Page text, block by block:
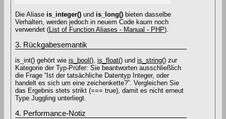
Die Aliase is_integer() und is_long() bieten dasselbe
Verhalten, werden jedoch in neuem Code kaum noch
verwendet ( List of Function Aliases - Manual - PHP).
3. Rückgabesemantik
is_int() gehört wie is_bool(), is_float() und is_string() zur
Kategorie der Typ-Prüfer: Sie beantworten ausschließlich
die Frage “Ist der tatsächliche Datentyp Integer, oder
handelt es sich um eine zeichenkette?”. Vergleichen Sie
das Ergebnis stets strikt (=== true), damit es nicht erneut
Type Juggling unterliegt.
4. Performance‐Notiz